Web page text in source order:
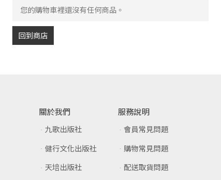
您的購物車裡還沒有任何商品。
回到商店
關於我們
九歌出版社
健行文化出版社
天培出版社
服務說明
會員常見問題
購物常見問題
配送取貨問題